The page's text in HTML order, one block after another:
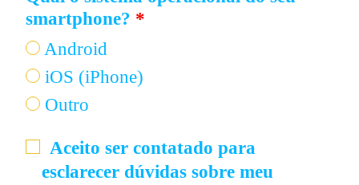
smartphone? *
Android
iOS (iPhone)
Outro
Aceito ser contatado para
esclarecer dúvidas sobre meu